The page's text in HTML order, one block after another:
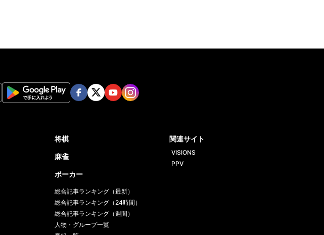
将棋
麻雀
ポーカー
総合記事ランキング（最新）
総合記事ランキング（24時間）
総合記事ランキング（週間）
人物・グループ一覧
関連サイト
VISIONS
PPV